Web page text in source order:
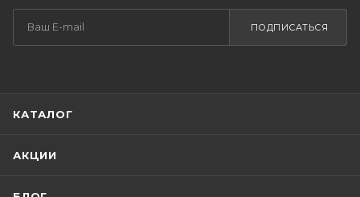
ПОДПИСАТЬСЯ
КАТАЛОГ
АКЦИИ